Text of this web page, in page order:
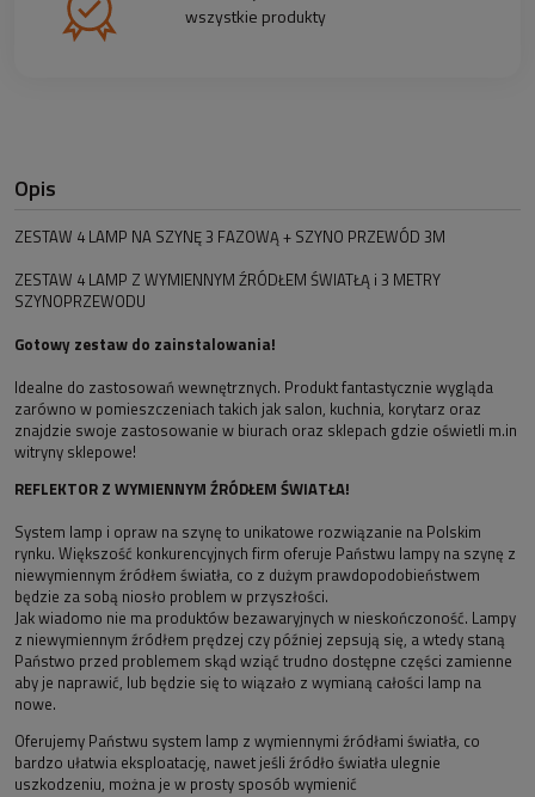
wszystkie produkty
Opis
ZESTAW 4 LAMP NA SZYNĘ 3 FAZOWĄ + SZYNO PRZEWÓD 3M
ZESTAW 4 LAMP Z WYMIENNYM ŹRÓDŁEM ŚWIATŁĄ i 3 METRY
SZYNOPRZEWODU
Gotowy zestaw do zainstalowania!
Idealne do zastosowań wewnętrznych. Produkt fantastycznie wygląda
zarówno w pomieszczeniach takich jak salon, kuchnia, korytarz oraz
znajdzie swoje zastosowanie w biurach oraz sklepach gdzie oświetli m.in
witryny sklepowe!
REFLEKTOR Z WYMIENNYM ŹRÓDŁEM ŚWIATŁA!
System lamp i opraw na szynę to unikatowe rozwiązanie na Polskim
rynku. Większość konkurencyjnych firm oferuje Państwu lampy na szynę z
niewymiennym źródłem światła, co z dużym prawdopodobieństwem
będzie za sobą niosło problem w przyszłości.
Jak wiadomo nie ma produktów bezawaryjnych w nieskończoność. Lampy
z niewymiennym źródłem prędzej czy później zepsują się, a wtedy staną
Państwo przed problemem skąd wziąć trudno dostępne części zamienne
aby je naprawić, lub będzie się to wiązało z wymianą całości lamp na
nowe.
Oferujemy Państwu system lamp z wymiennymi źródłami światła, co
bardzo ułatwia eksploatację, nawet jeśli źródło światła ulegnie
uszkodzeniu, można je w prosty sposób wymienić